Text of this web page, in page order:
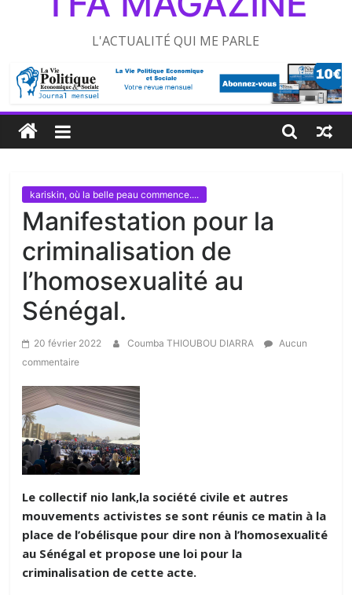
L'ACTUALITÉ QUI ME PARLE
kariskin, où la belle peau commence....
Manifestation pour la
criminalisation de
l’homosexualité au
Sénégal.
20 février 2022 Coumba THIOUBOU DIARRA
Aucun
commentaire
Le collectif nio lank,la société civile et autres
mouvements activistes se sont réunis ce matin à la
place de l’obélisque pour dire non à l’homosexualité
au Sénégal et propose une loi pour la
criminalisation de cette acte.